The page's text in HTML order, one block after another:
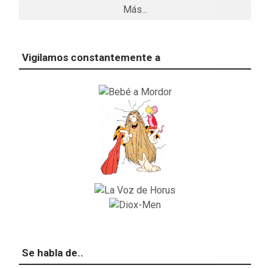
Más...
Vigilamos constantemente a
Se habla de..